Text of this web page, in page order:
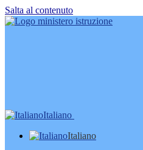
Salta al contenuto
Italiano
Italiano